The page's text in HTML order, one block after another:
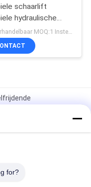
schaarlift
hydraulische
voor het
zelfrijdend schaarlift
hoogwerker
for?